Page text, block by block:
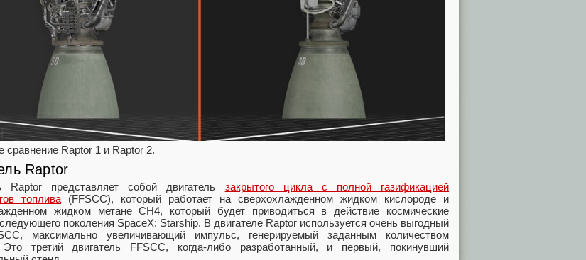
сравнение Raptor 1 и Raptor 2.
Raptor
Raptor представляет собой двигатель закрытого цикла с полной газификацией
топлива (FFSCC), который работает на сверхохлажденном жидком кислороде и
жидком метане CH4, который будет приводиться в действие космические
поколения SpaceX: Starship. В двигателе Raptor используется очень выгодный
максимально увеличивающий импульс, генерируемый заданным количеством
Это третий двигатель FFSCC, когда-либо разработанный, и первый, покинувший